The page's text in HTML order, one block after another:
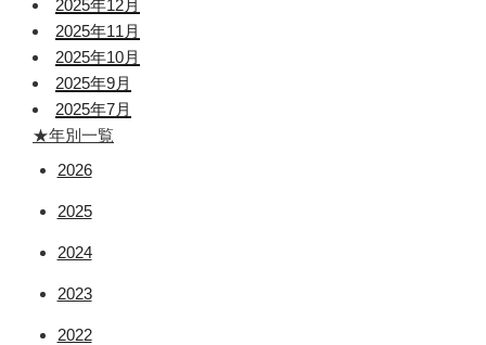
2025年12月
2025年11月
2025年10月
2025年9月
2025年7月
★年別一覧
2026
2025
2024
2023
2022